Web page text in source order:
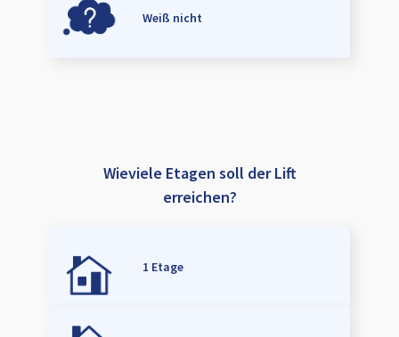
Weiß nicht
Wieviele Etagen soll der Lift
erreichen?
1 Etage